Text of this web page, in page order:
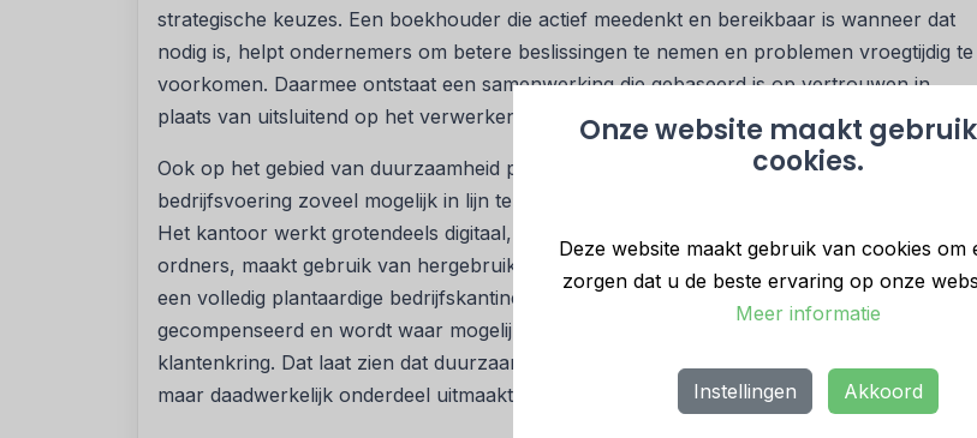
Onze website maakt
cookies.
Deze website maakt gebruik van cookies om
zorgen dat u de beste ervaring op onze
Meer informatie
Instellingen Akkoord
strategische keuzes. Een boekhouder die actief meedenkt en bereikbaar is wanneer dat
nodig is, helpt ondernemers om betere beslissingen te nemen en problemen vroegtijdig te
voorkomen. Daarmee ontstaat een samenwerking die gebaseerd is op vertrouwen in
plaats van uitsluitend op het verwerken van administratie.
Ook op het gebied van duurzaamheid probeert De Groene Boekhouder
de eigen
bedrijfsvoering zoveel mogelijk in lijn te brengen met de adviezen die zij aan klanten geeft.
Het kantoor werkt grotendeels digitaal, gebruikt gerecycled papier en gerecyclede
ordners, maakt gebruik van hergebruikte kantoormeubelen, kiest voor LED-verlichting en
een volledig plantaardige bedrijfskantine. Daarnaast wordt de eigen CO₂-uitstoot
gecompenseerd en wordt waar mogelijk samengewerkt met bedrijven uit de eigen
klantenkring. Dat laat zien dat duurzaamheid niet beperkt blijft tot een marketingverhaal,
maar daadwerkelijk onderdeel uitmaakt van de dagelijkse bedrijfsvoering.